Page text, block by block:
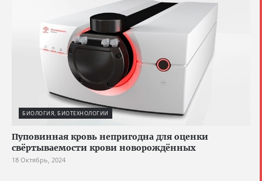
БИОЛОГИЯ, БИОТЕХНОЛОГИИ
Пуповинная кровь непригодна для оценки
свёртываемости крови новорождённых
18 Октябрь, 2024